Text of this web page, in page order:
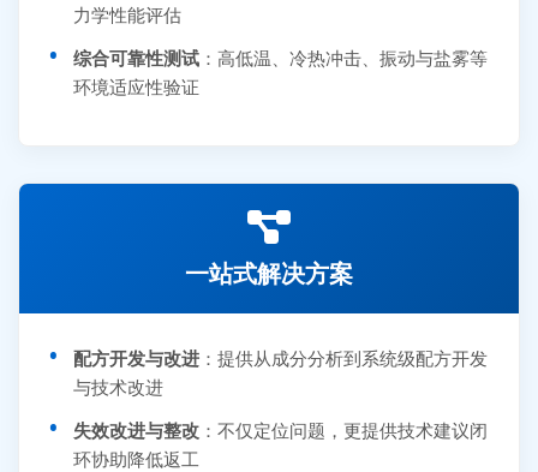
力学性能评估
综合可靠性测试 ：高低温、冷热冲击、振动与盐雾等
环境适应性验证
一站式解决方案
配方开发与改进 ：提供从成分分析到系统级配方开发
与技术改进
失效改进与整改 ：不仅定位问题，更提供技术建议闭
环协助降低返工